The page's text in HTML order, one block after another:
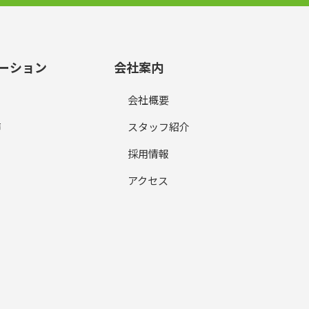
ション 会社案内
会社概要
スタッフ紹介
採用情報
アクセス